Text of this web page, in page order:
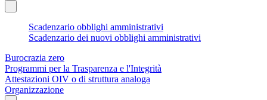
Scadenzario obblighi amministrativi
Scadenzario dei nuovi obblighi amministrativi
Burocrazia zero
Programmi per la Trasparenza e l'Integrità
Attestazioni OIV o di struttura analoga
Organizzazione